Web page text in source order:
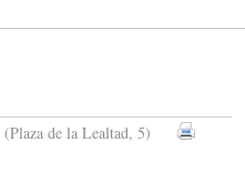
de la Lealtad, 5)